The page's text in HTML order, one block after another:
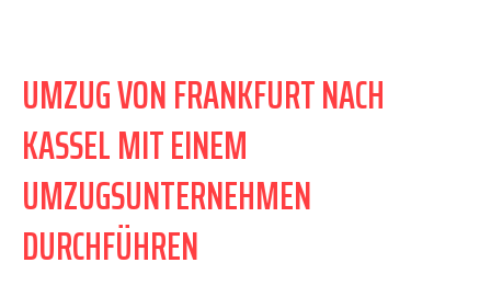
UMZUG VON FRANKFURT NACH
KASSEL MIT EINEM
UMZUGSUNTERNEHMEN
DURCHFÜHREN